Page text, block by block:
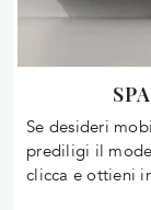
Se desideri
prediligi il
clicca e ottieni